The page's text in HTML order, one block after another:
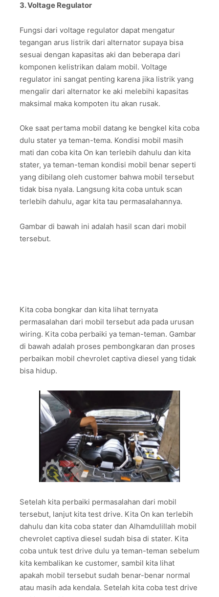
3. Voltage Regulator
Fungsi dari voltage regulator dapat mengatur
tegangan arus listrik dari alternator supaya bisa
sesuai dengan kapasitas aki dan beberapa dari
komponen kelistrikan dalam mobil. Voltage
regulator ini sangat penting karena jika listrik yang
mengalir dari alternator ke aki melebihi kapasitas
maksimal maka kompoten itu akan rusak.
Oke saat pertama mobil datang ke bengkel kita coba
dulu stater ya teman-tema. Kondisi mobil masih
mati dan coba kita On kan terlebih dahulu dan kita
stater, ya teman-teman kondisi mobil benar seperti
yang dibilang oleh customer bahwa mobil tersebut
tidak bisa nyala. Langsung kita coba untuk scan
terlebih dahulu, agar kita tau permasalahannya.
Gambar di bawah ini adalah hasil scan dari mobil
tersebut.
Kita coba bongkar dan kita lihat ternyata
permasalahan dari mobil tersebut ada pada urusan
wiring. Kita coba perbaiki ya teman-teman. Gambar
di bawah adalah proses pembongkaran dan proses
perbaikan mobil chevrolet captiva diesel yang tidak
bisa hidup.
Setelah kita perbaiki permasalahan dari mobil
tersebut, lanjut kita test drive. Kita On kan terlebih
dahulu dan kita coba stater dan Alhamdulillah mobil
chevrolet captiva diesel sudah bisa di stater. Kita
coba untuk test drive dulu ya teman-teman sebelum
kita kembalikan ke customer, sambil kita lihat
apakah mobil tersebut sudah benar-benar normal
atau masih ada kendala. Setelah kita coba test drive